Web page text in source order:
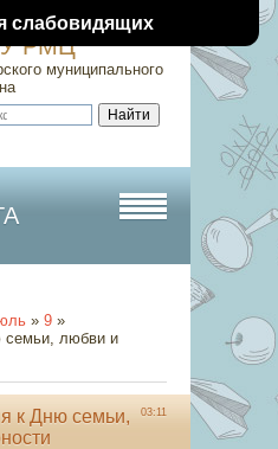
слабовидящих
РМЦ
муниципального
» 9 »
семьи, любви и
03:11
к Дню семьи,